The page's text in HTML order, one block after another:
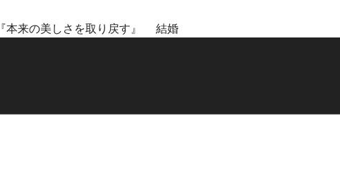
『本来の美しさを取り戻す』 結婚